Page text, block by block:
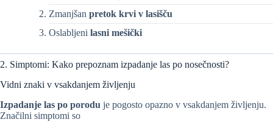
Zmanjšan pretok krvi v lasišču
Oslabljeni lasni mešički
2. Simptomi: Kako prepoznam izpadanje las po nosečnosti?
Vidni znaki v vsakdanjem življenju
Izpadanje las po porodu je pogosto opazno v vsakdanjem življenju.
Značilni simptomi so